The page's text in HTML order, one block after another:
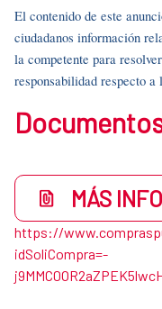
El contenido de este
ciudadanos información
la competente para
responsabilidad respecto
MÁS
https://
idSoliCompra=-